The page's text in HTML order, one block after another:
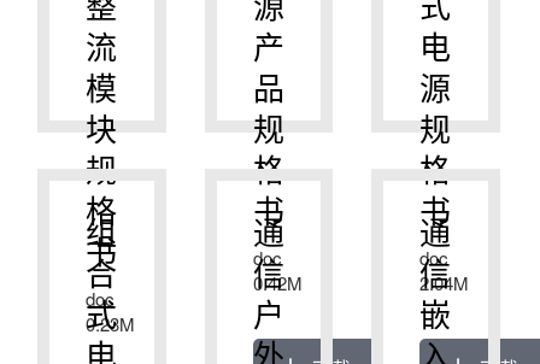
流
模
块
规
格
书
doc
0.23M
产
品
规
格
书
doc
0.42M
电
源
规
格
书
doc
2.04M
组
合
式
电
通
信
户
外
通
信
嵌
入